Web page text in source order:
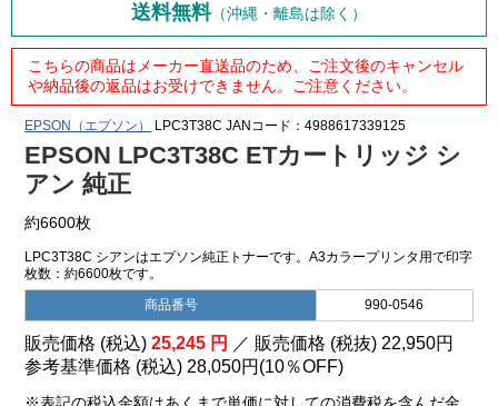
送料無料（沖縄・離島は除く）
こちらの商品はメーカー直送品のため、ご注文後のキャンセル
や納品後の返品はお受けできません。ご注意ください。
EPSON（エプソン） LPC3T38C JANコード：4988617339125
EPSON LPC3T38C ETカートリッジ シ
アン 純正
約6600枚
LPC3T38C シアンはエプソン純正トナーです。A3カラープリンタ用で印字
枚数：約6600枚です。
商品番号 990-0546
販売価格 (税込)25,245 円 ／ 販売価格 (税抜) 22,950円
参考基準価格 (税込) 28,050円 (10％OFF)